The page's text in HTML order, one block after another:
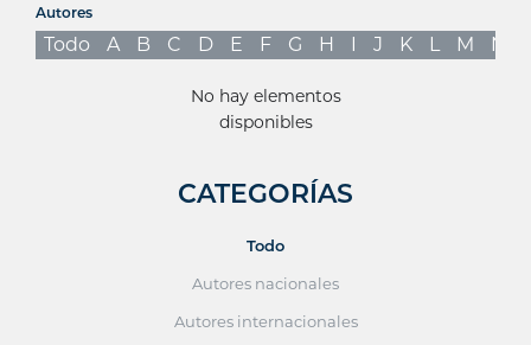
Autores
Todo A B C D E F G H I J K L M N
No hay elementos
disponibles
CATEGORÍAS
Todo
Autores nacionales
Autores internacionales